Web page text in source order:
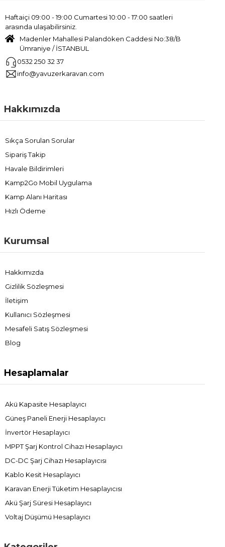
Haftaiçi 09:00 - 19:00 Cumartesi 10:00 - 17:00 saatleri
arasında ulaşabilirsiniz.
Madenler Mahallesi Palandöken Caddesi No:38/B
Ümraniye / İSTANBUL
0532 250 32 37
info@yavuzerkaravan.com
Hakkımızda
Sıkça Sorulan Sorular
Sipariş Takip
Havale Bildirimleri
Kamp2Go Mobil Uygulama
Kamp Alanı Haritası
Hızlı Ödeme
Kurumsal
Hakkımızda
Gizlilik Sözleşmesi
İletişim
Kullanıcı Sözleşmesi
Mesafeli Satış Sözleşmesi
Blog
Hesaplamalar
Akü Kapasite Hesaplayıcı
Güneş Paneli Enerji Hesaplayıcı
İnvertör Hesaplayıcı
MPPT Şarj Kontrol Cihazı Hesaplayıcı
DC-DC Şarj Cihazı Hesaplayıcısı
Kablo Kesit Hesaplayıcı
Karavan Enerji Tüketim Hesaplayıcısı
Akü Şarj Süresi Hesaplayıcı
Voltaj Düşümü Hesaplayıcı